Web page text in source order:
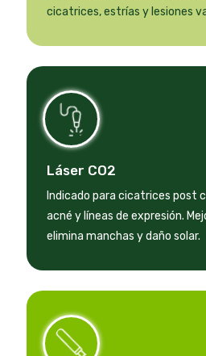
cicatrices, estrías y lesiones
Láser CO2
Indicado para cicatrices post
acné y líneas de expresión.
elimina manchas y daño solar.